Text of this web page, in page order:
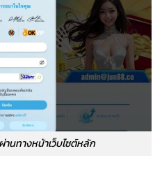
านทางหน้าเว็บไซต์หลัก